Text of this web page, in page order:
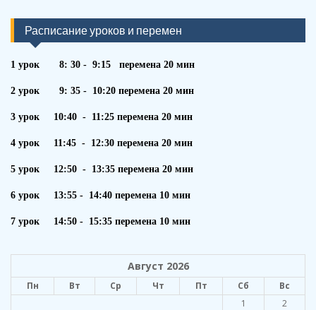
Расписание уроков и перемен
1 урок 8: 30 - 9:15 перемена 20 мин
2 урок 9: 35 - 10:20 перемена 20 мин
3 урок 10:40 - 11:25 перемена 20 мин
4 урок 11:45 - 12:30 перемена 20 мин
5 урок 12:50 - 13:35 перемена 20 мин
6 урок 13:55 - 14:40 перемена 10 мин
7 урок 14:50 - 15:35 перемена 10 мин
Август 2026
Пн Вт Ср Чт Пт Сб
Вс
1
2